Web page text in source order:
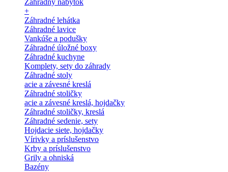
Záhradný nábytok
+
Záhradné lehátka
Záhradné lavice
Vankúše a podušky
Záhradné úložné boxy
Záhradné kuchyne
Komplety, sety do záhrady
Záhradné stoly
acie a závesné kreslá
Záhradné stoličky
acie a závesné kreslá, hojdačky
Záhradné stoličky, kreslá
Záhradné sedenie, sety
Hojdacie siete, hojdačky
Vírivky a príslušenstvo
Krby a príslušenstvo
Grily a ohniská
Bazény